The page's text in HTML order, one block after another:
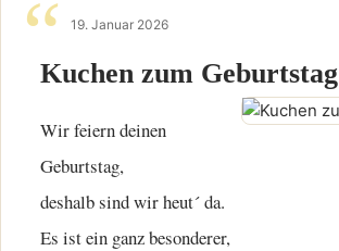
19. Januar 2026
Kuchen zum Geburtstag
Wir feiern deinen
Geburtstag,
deshalb sind wir heut´ da.
Es ist ein ganz besonderer,